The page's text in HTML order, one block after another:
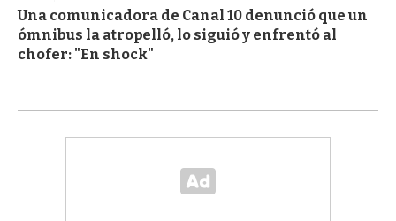
Una comunicadora de Canal 10 denunció que un
ómnibus la atropelló, lo siguió y enfrentó al
chofer: "En shock"